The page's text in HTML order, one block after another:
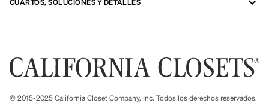
CUARTOS, SOLUCIONES Y DETALLES
© 2015-2025 California Closet Company, Inc. Todos los derechos reservados.